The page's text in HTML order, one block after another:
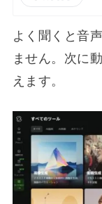
よく聞くと音
ません。次に
えます。